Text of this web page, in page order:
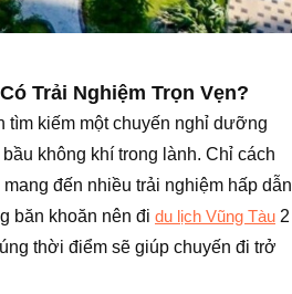
Trải Nghiệm Trọn Vẹn?
tìm kiếm một chuyến nghỉ dưỡng
không khí trong lành. Chỉ cách
đến nhiều trải nghiệm hấp dẫn
băn khoăn nên đi du lịch Vũng Tàu 2
thời điểm sẽ giúp chuyến đi trở